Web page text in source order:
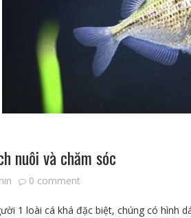
nuôi và chăm sóc
0 comment
1 loài cá khá đặc biệt, chúng có hình